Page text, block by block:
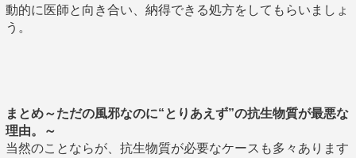
動的に医師と向き合い、納得できる処方をしてもらいましょ
う。
まとめ～ただの風邪なのに“とりあえず”の抗生物質が最悪な
理由。～
当然のことならが、抗生物質が必要なケースも多々あります